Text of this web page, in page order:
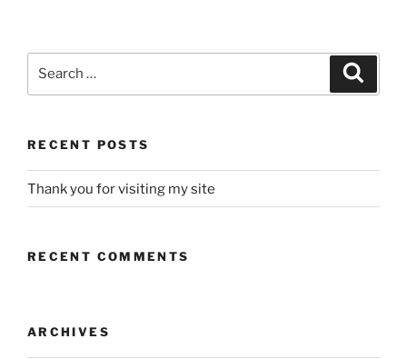
RECENT POSTS
Thank you for visiting my site
RECENT COMMENTS
ARCHIVES